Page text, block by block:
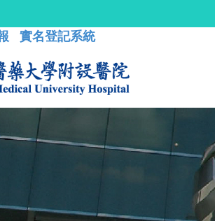
實名登記系統